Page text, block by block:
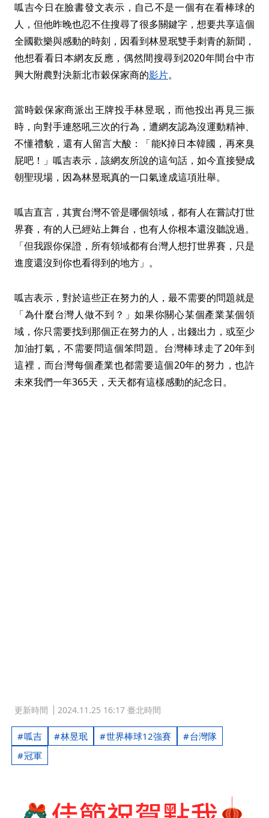
呱吉今日在臉書發文表示，自己不是一個有在看棒球的
人，但他昨晚也忍不住搜尋了很多關鍵字，想要共享這個
全國歡樂與感動的時刻，因看到林昱珉雙手刺青的新聞，
他想看看日本網友反應，偶然間搜尋到2020年間台中市
興大附農對決新北市穀保家商的影片。
當時穀保家商派出王牌投手林昱珉，而他投出再見三振
時，向對手連怒吼三次的行為，遭網友認為沒運動精神、
不懂禮貌，還有人留言大酸：「能K掉日本韓國，再來臭
屁吧！」呱吉表示，該網友所說的這句話，如今直接變成
朝聖現場，因為林昱珉真的一口氣達成這項壯舉。
呱吉直言，其實台灣不管是哪個領域，都有人在嘗試打世
界賽，有的人已經站上舞台，也有人你根本還沒聽說過。
「但我跟你保證，所有領域都有台灣人想打世界賽，只是
進度還沒到你也看得到的地方」。
呱吉表示，對於這些正在努力的人，最不需要的問題就是
「為什麼台灣人做不到？」如果你關心某個產業某個領
域，你只需要找到那個正在努力的人，出錢出力，或至少
加油打氣，不需要問這個笨問題。台灣棒球走了20年到
這裡，而台灣每個產業也都需要這個20年的努力，也許
未來我們一年365天，天天都有這樣感動的紀念日。
更新時間 2024.11.25 16:17 臺北時間
呱吉 林昱珉 世界棒球12強賽
台灣隊
冠軍